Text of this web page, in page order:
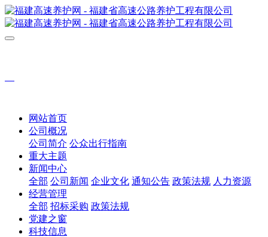
网站首页
公司概况
公司简介 公众出行指南
重大主题
新闻中心
全部 公司新闻 企业文化 通知公告 政策法规 人力资源
经营管理
全部 招标采购 政策法规
党建之窗
科技信息